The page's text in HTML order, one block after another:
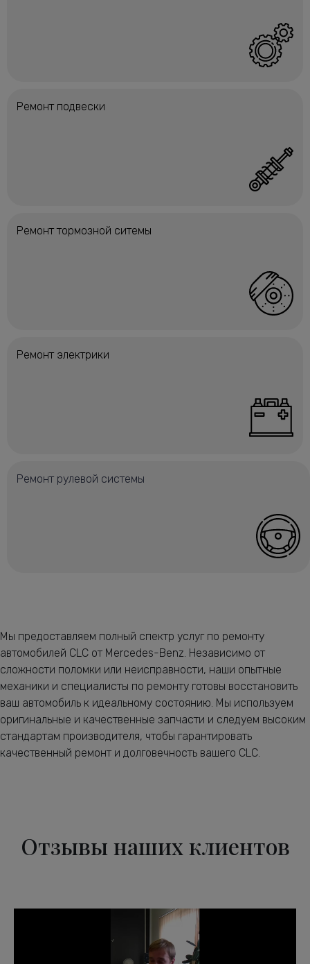
Ремонт подвески
Ремонт тормозной ситемы
Ремонт электрики
Ремонт рулевой системы
Мы предоставляем полный спектр услуг по ремонту
автомобилей CLC от Mercedes-Benz. Независимо от
сложности поломки или неисправности, наши опытные
механики и специалисты по ремонту готовы восстановить
ваш автомобиль к идеальному состоянию. Мы используем
оригинальные и качественные запчасти и следуем высоким
стандартам производителя, чтобы гарантировать
качественный ремонт и долговечность вашего CLC.
Отзывы наших клиентов